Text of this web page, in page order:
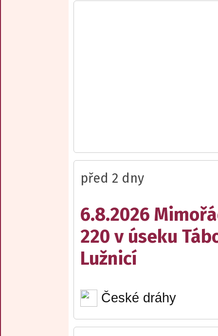
před 2 dny
6.8.2026
220 v úseku
Lužnicí
České dráhy